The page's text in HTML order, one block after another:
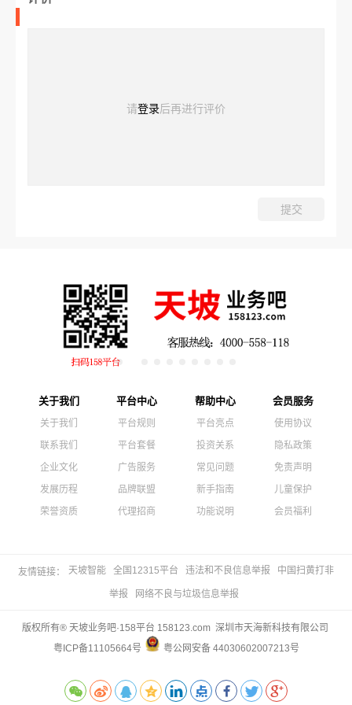
请登录后再进行评价
关于我们
关于我们
联系我们
企业文化
发展历程
荣誉资质
平台中心
平台规则
平台套餐
广告服务
品牌联盟
代理招商
帮助中心
平台亮点
投资关系
常见问题
新手指南
功能说明
会员服务
使用协议
隐私政策
免责声明
儿童保护
会员福利
友情链接： 天坡智能 全国12315平台 违法和不良信息举报 中国扫黄打非
举报 网络不良与垃圾信息举报
版权所有® 天坡业务吧·158平台 158123.com 深圳市天海新科技有限公司
粤ICP备11105664号
粤公网安备 44030602007213号